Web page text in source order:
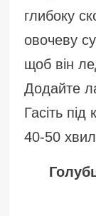
глибоку
овочеву
щоб він
Додайте
Гасіть
40-50